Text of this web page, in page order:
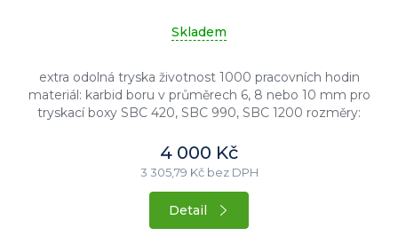
z
5
Skladem
extra odolná tryska životnost 1000 pracovních hodin
materiál: karbid boru v průměrech 6, 8 nebo 10 mm pro
tryskací boxy SBC 420, SBC 990, SBC 1200 rozměry:
4 000 Kč
3 305,79 Kč bez DPH
Detail